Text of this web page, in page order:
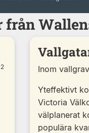
2 Inom
Yteffektivt
Victoria
välplanerat
populära